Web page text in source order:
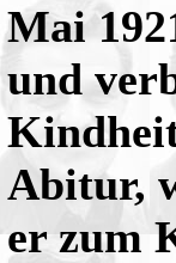
Mai
und
Abitur,
er zum